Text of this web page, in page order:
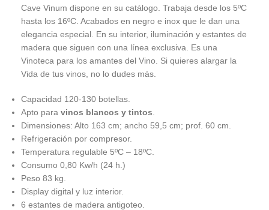
Cave Vinum dispone en su catálogo. Trabaja desde los 5ºC
hasta los 16ºC. Acabados en negro e inox que le dan una
elegancia especial. En su interior, iluminación y estantes de
madera que siguen con una línea exclusiva. Es una
Vinoteca para los amantes del Vino. Si quieres alargar la
Vida de tus vinos, no lo dudes más.
Capacidad 120-130 botellas.
Apto para vinos blancos y tintos
Dimensiones: Alto 163 cm; ancho 59,5 cm; prof. 60 cm.
Refrigeración por compresor.
Temperatura regulable 5ºC – 18ºC.
Consumo 0,80 Kw/h (24 h.)
Peso 83 kg.
Display digital y luz interior.
6 estantes de madera antigoteo.